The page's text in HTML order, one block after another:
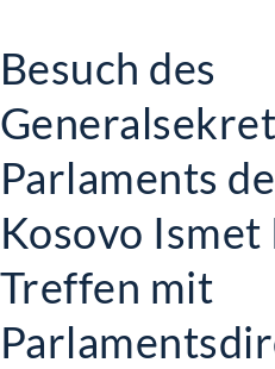
Besuch des
Parlaments
Kosovo
Treffen mit